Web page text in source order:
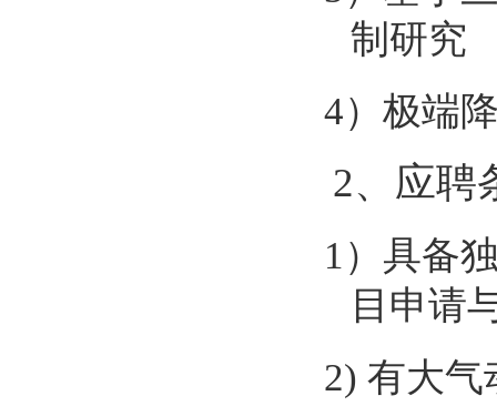
制研究
4）极端
2、应聘
1 ）具备
目申请
2) 有大气